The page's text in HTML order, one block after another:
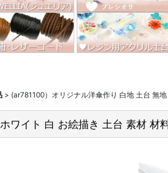
> (ar781100）オリジナル洋傘作り 白地 土台 無
ワイト 白 お絵描き 土台 素材 材